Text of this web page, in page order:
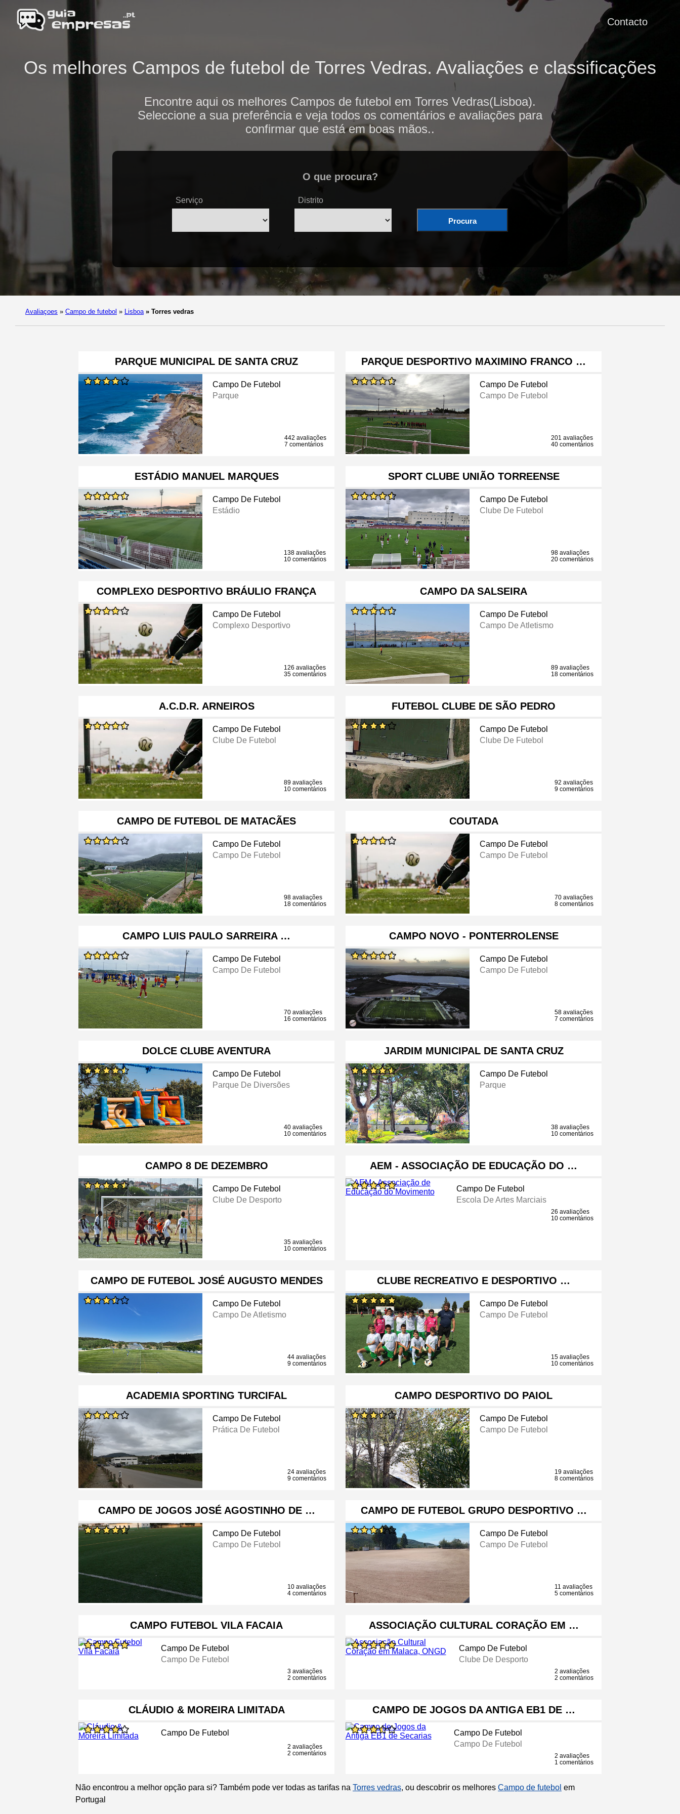
Contacto
Os melhores Campos de futebol de Torres Vedras. Avaliações e classificações
Encontre aqui os melhores Campos de futebol em Torres Vedras(Lisboa).
Seleccione a sua preferência e veja todos os comentários e avaliações para
confirmar que está em boas mãos..
O que procura?
Serviço Distrito
Procura
Avaliaçoes » Campo de futebol » Lisboa » Torres vedras
PARQUE MUNICIPAL DE SANTA CRUZ
Campo De Futebol
Parque
442 avaliações
7 comentários
PARQUE DESPORTIVO MAXIMINO FRANCO …
Campo De Futebol
Campo De Futebol
201 avaliações
40 comentários
ESTÁDIO MANUEL MARQUES
Campo De Futebol
Estádio
138 avaliações
10 comentários
SPORT CLUBE UNIÃO TORREENSE
Campo De Futebol
Clube De Futebol
98 avaliações
20 comentários
COMPLEXO DESPORTIVO BRÁULIO FRANÇA
Campo De Futebol
Complexo Desportivo
126 avaliações
35 comentários
CAMPO DA SALSEIRA
Campo De Futebol
Campo De Atletismo
89 avaliações
18 comentários
A.C.D.R. ARNEIROS
Campo De Futebol
Clube De Futebol
89 avaliações
10 comentários
FUTEBOL CLUBE DE SÃO PEDRO
Campo De Futebol
Clube De Futebol
92 avaliações
9 comentários
CAMPO DE FUTEBOL DE MATACÃES
Campo De Futebol
Campo De Futebol
98 avaliações
18 comentários
COUTADA
Campo De Futebol
Campo De Futebol
70 avaliações
8 comentários
CAMPO LUIS PAULO SARREIRA …
Campo De Futebol
Campo De Futebol
70 avaliações
16 comentários
CAMPO NOVO - PONTERROLENSE
Campo De Futebol
Campo De Futebol
58 avaliações
7 comentários
DOLCE CLUBE AVENTURA
Campo De Futebol
Parque De Diversões
40 avaliações
10 comentários
JARDIM MUNICIPAL DE SANTA CRUZ
Campo De Futebol
Parque
38 avaliações
10 comentários
CAMPO 8 DE DEZEMBRO
Campo De Futebol
Clube De Desporto
35 avaliações
10 comentários
AEM - ASSOCIAÇÃO DE EDUCAÇÃO DO …
Campo De Futebol
Escola De Artes Marciais
26 avaliações
10 comentários
CAMPO DE FUTEBOL JOSÉ AUGUSTO MENDES
Campo De Futebol
Campo De Atletismo
44 avaliações
9 comentários
CLUBE RECREATIVO E DESPORTIVO …
Campo De Futebol
Campo De Futebol
15 avaliações
10 comentários
ACADEMIA SPORTING TURCIFAL
Campo De Futebol
Prática De Futebol
24 avaliações
9 comentários
CAMPO DESPORTIVO DO PAIOL
Campo De Futebol
Campo De Futebol
19 avaliações
8 comentários
CAMPO DE JOGOS JOSÉ AGOSTINHO DE …
Campo De Futebol
Campo De Futebol
10 avaliações
4 comentários
CAMPO DE FUTEBOL GRUPO DESPORTIVO …
Campo De Futebol
Campo De Futebol
11 avaliações
5 comentários
CAMPO FUTEBOL VILA FACAIA
Campo De Futebol
Campo De Futebol
3 avaliações
2 comentários
ASSOCIAÇÃO CULTURAL CORAÇÃO EM …
Campo De Futebol
Clube De Desporto
2 avaliações
2 comentários
CLÁUDIO & MOREIRA LIMITADA
Campo De Futebol
2 avaliações
2 comentários
CAMPO DE JOGOS DA ANTIGA EB1 DE …
Campo De Futebol
Campo De Futebol
2 avaliações
1 comentários
Não encontrou a melhor opção para si? Também pode ver todas as tarifas na Torres vedras, ou descobrir os melhores Campo de futebol em
Portugal